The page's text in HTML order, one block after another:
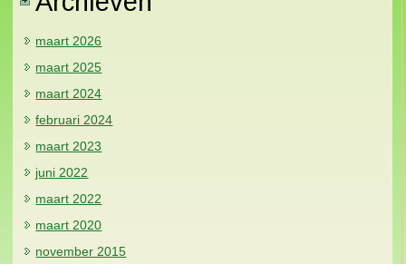
maart 2026
maart 2025
maart 2024
februari 2024
maart 2023
juni 2022
maart 2022
maart 2020
november 2015